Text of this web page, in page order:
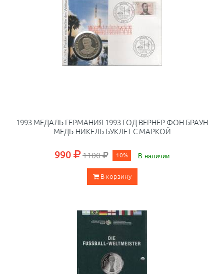
1993 МЕДАЛЬ ГЕРМАНИЯ 1993 ГОД ВЕРНЕР ФОН БРАУН
МЕДЬ-НИКЕЛЬ БУКЛЕТ С МАРКОЙ
990 1100 10% В наличии
В корзину